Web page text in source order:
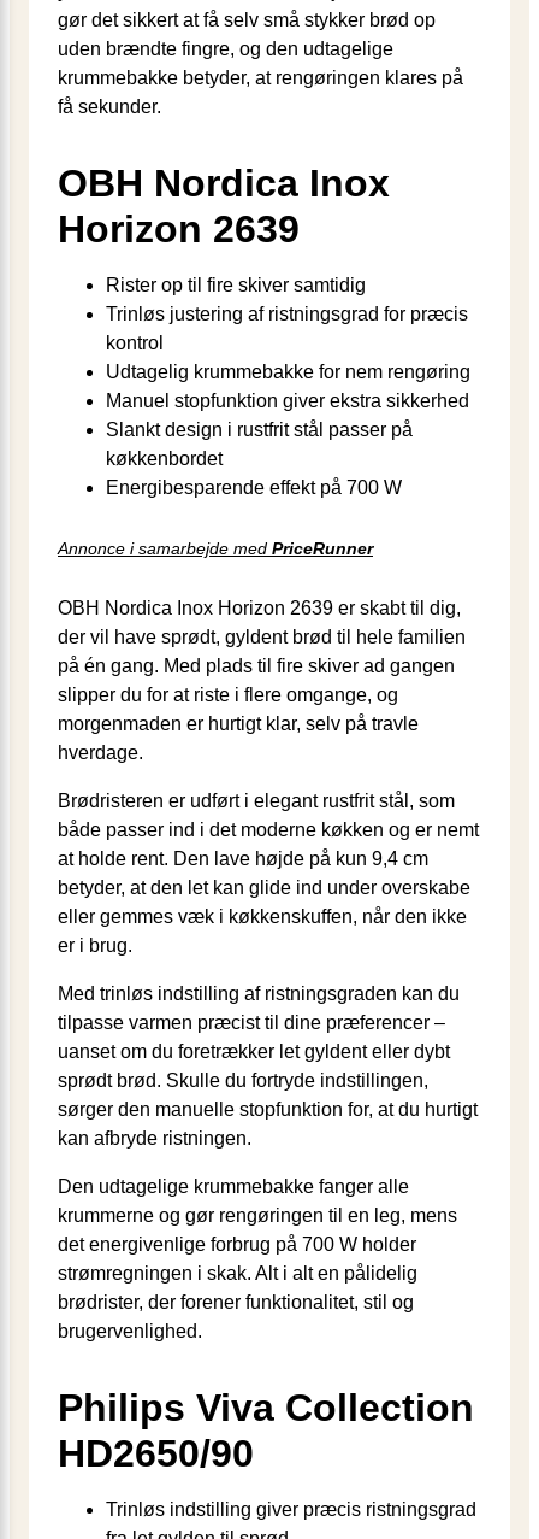
gør det sikkert at få selv små stykker brød op
uden brændte fingre, og den udtagelige
krummebakke betyder, at rengøringen klares på
få sekunder.
OBH Nordica Inox
Horizon 2639
Rister op til fire skiver samtidig
Trinløs justering af ristningsgrad for præcis
kontrol
Udtagelig krummebakke for nem rengøring
Manuel stopfunktion giver ekstra sikkerhed
Slankt design i rustfrit stål passer på
køkkenbordet
Energibesparende effekt på 700 W
Annonce i samarbejde med PriceRunner
OBH Nordica Inox Horizon 2639 er skabt til dig,
der vil have sprødt, gyldent brød til hele familien
på én gang. Med plads til fire skiver ad gangen
slipper du for at riste i flere omgange, og
morgenmaden er hurtigt klar, selv på travle
hverdage.
Brødristeren er udført i elegant rustfrit stål, som
både passer ind i det moderne køkken og er nemt
at holde rent. Den lave højde på kun 9,4 cm
betyder, at den let kan glide ind under overskabe
eller gemmes væk i køkkenskuffen, når den ikke
er i brug.
Med trinløs indstilling af ristningsgraden kan du
tilpasse varmen præcist til dine præferencer –
uanset om du foretrækker let gyldent eller dybt
sprødt brød. Skulle du fortryde indstillingen,
sørger den manuelle stopfunktion for, at du hurtigt
kan afbryde ristningen.
Den udtagelige krummebakke fanger alle
krummerne og gør rengøringen til en leg, mens
det energivenlige forbrug på 700 W holder
strømregningen i skak. Alt i alt en pålidelig
brødrister, der forener funktionalitet, stil og
brugervenlighed.
Philips Viva Collection
HD2650/90
Trinløs indstilling giver præcis ristningsgrad